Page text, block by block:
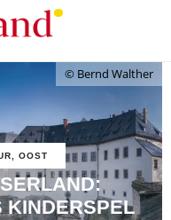
© Bernd Walther
, OOST
KINDERSPEL